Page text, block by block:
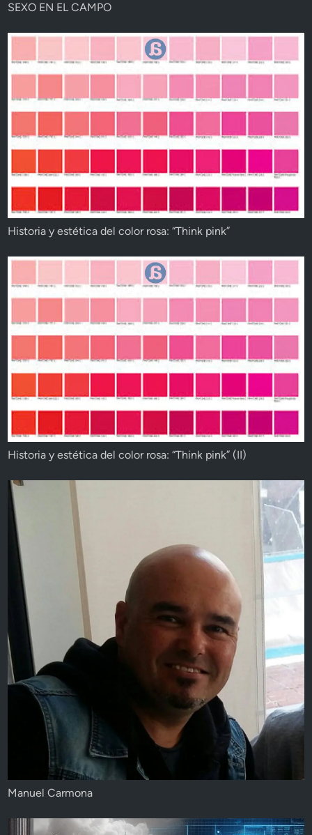
SEXO EN EL CAMPO
Historia y estética del color rosa: “Think pink”
Historia y estética del color rosa: “Think pink” (II)
Manuel Carmona